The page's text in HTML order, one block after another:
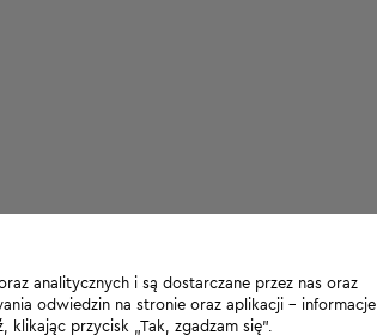
analitycznych i są dostarczane przez nas oraz
odwiedzin na stronie oraz aplikacji - informacje,
przycisk „Tak, zgadzam się”.